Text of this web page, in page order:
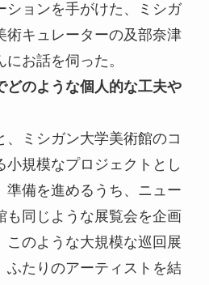
ションを手がけた、ミシガ
術キュレーターの及部奈津
にお話を伺った。
どのような個人的な工夫や
、ミシガン大学美術館のコ
小規模なプロジェクトとし
準備を進めるうち、ニュー
も同じような展覧会を企画
このような大規模な巡回展
ふたりのアーティストを結